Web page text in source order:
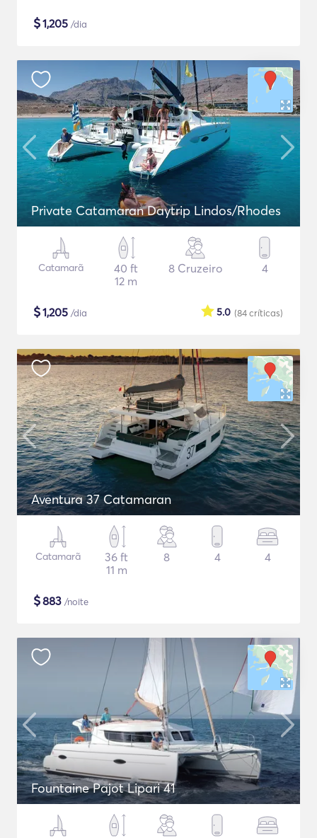
$1,205 /dia
Private Catamaran Daytrip Lindos/Rhodes
Catamarã
40 ft
12 m
8 Cruzeiro 4
$1,205 /dia (84críticas)
5.0
Aventura 37 Catamaran
Catamarã
36 ft
11 m
8 4 4
$883 /noite
Fountaine Pajot Lipari 41